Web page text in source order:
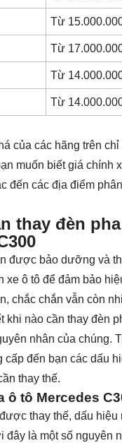
Từ
Từ
Từ
Từ
của các hãng trên
muốn biết giá chính
đến các địa điểm
thay đèn
được bảo dưỡng và
xe ô tô để đảm bảo
chắc chắn vẫn còn
khi nào cần thay đèn
nhân của chúng.
cấp đến bạn các dấu
thay thế.
ô tô Mercedes
thay thế, dấu hiệu
đây là một số nguyên